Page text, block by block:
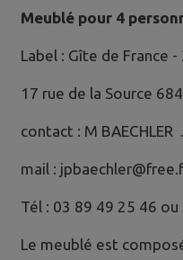
Meublé pour 4
Label : Gîte de France
17 rue de la Source
contact : M BAECHLER
mail :
Tél : 03 89 49 25 46
Le meublé est